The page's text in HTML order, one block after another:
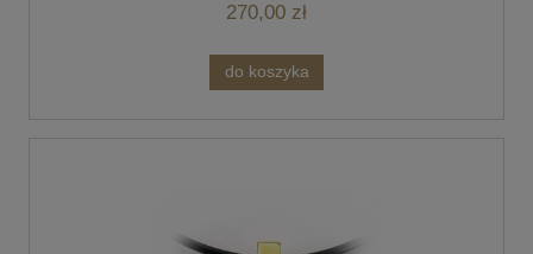
270,00 zł
do koszyka